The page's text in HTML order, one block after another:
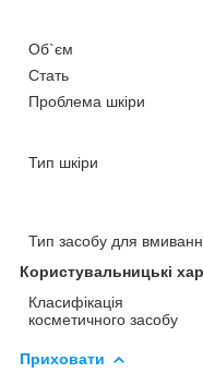
Об`єм
Стать
Проблема шкіри
Тип шкіри
Тип засобу для
Користувальницькі
Класифікація
косметичного засобу
Приховати